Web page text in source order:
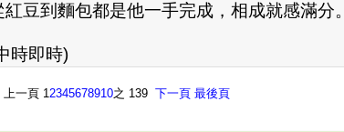
紅豆到麵包都是他一手完成，相成就感滿分。
時即時)
上一頁 12345678910之 139 下一頁 最後頁